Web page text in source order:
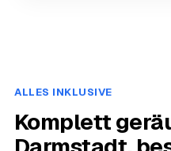
ALLES INKLUSIVE
Komplett